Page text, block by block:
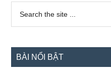
Sidebar
chính
...
BÀI NỔI BẬT